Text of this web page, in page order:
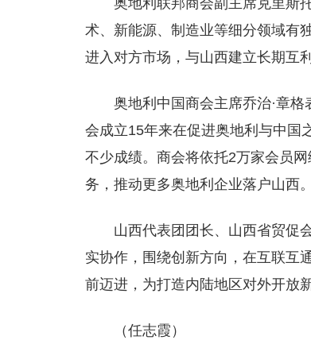
奥地利联邦商会副主席克里斯
术、新能源、制造业等细分领域有
进入对方市场，与山西建立长期互
奥地利中国商会主席乔治·章
会成立15年来在促进奥地利与中国
不少成绩。商会将依托2万家会员
务，推动更多奥地利企业落户山西
山西代表团团长、山西省贸促
实协作，围绕创新方向，在互联互
前迈进，为打造内陆地区对外开放
（任志霞）